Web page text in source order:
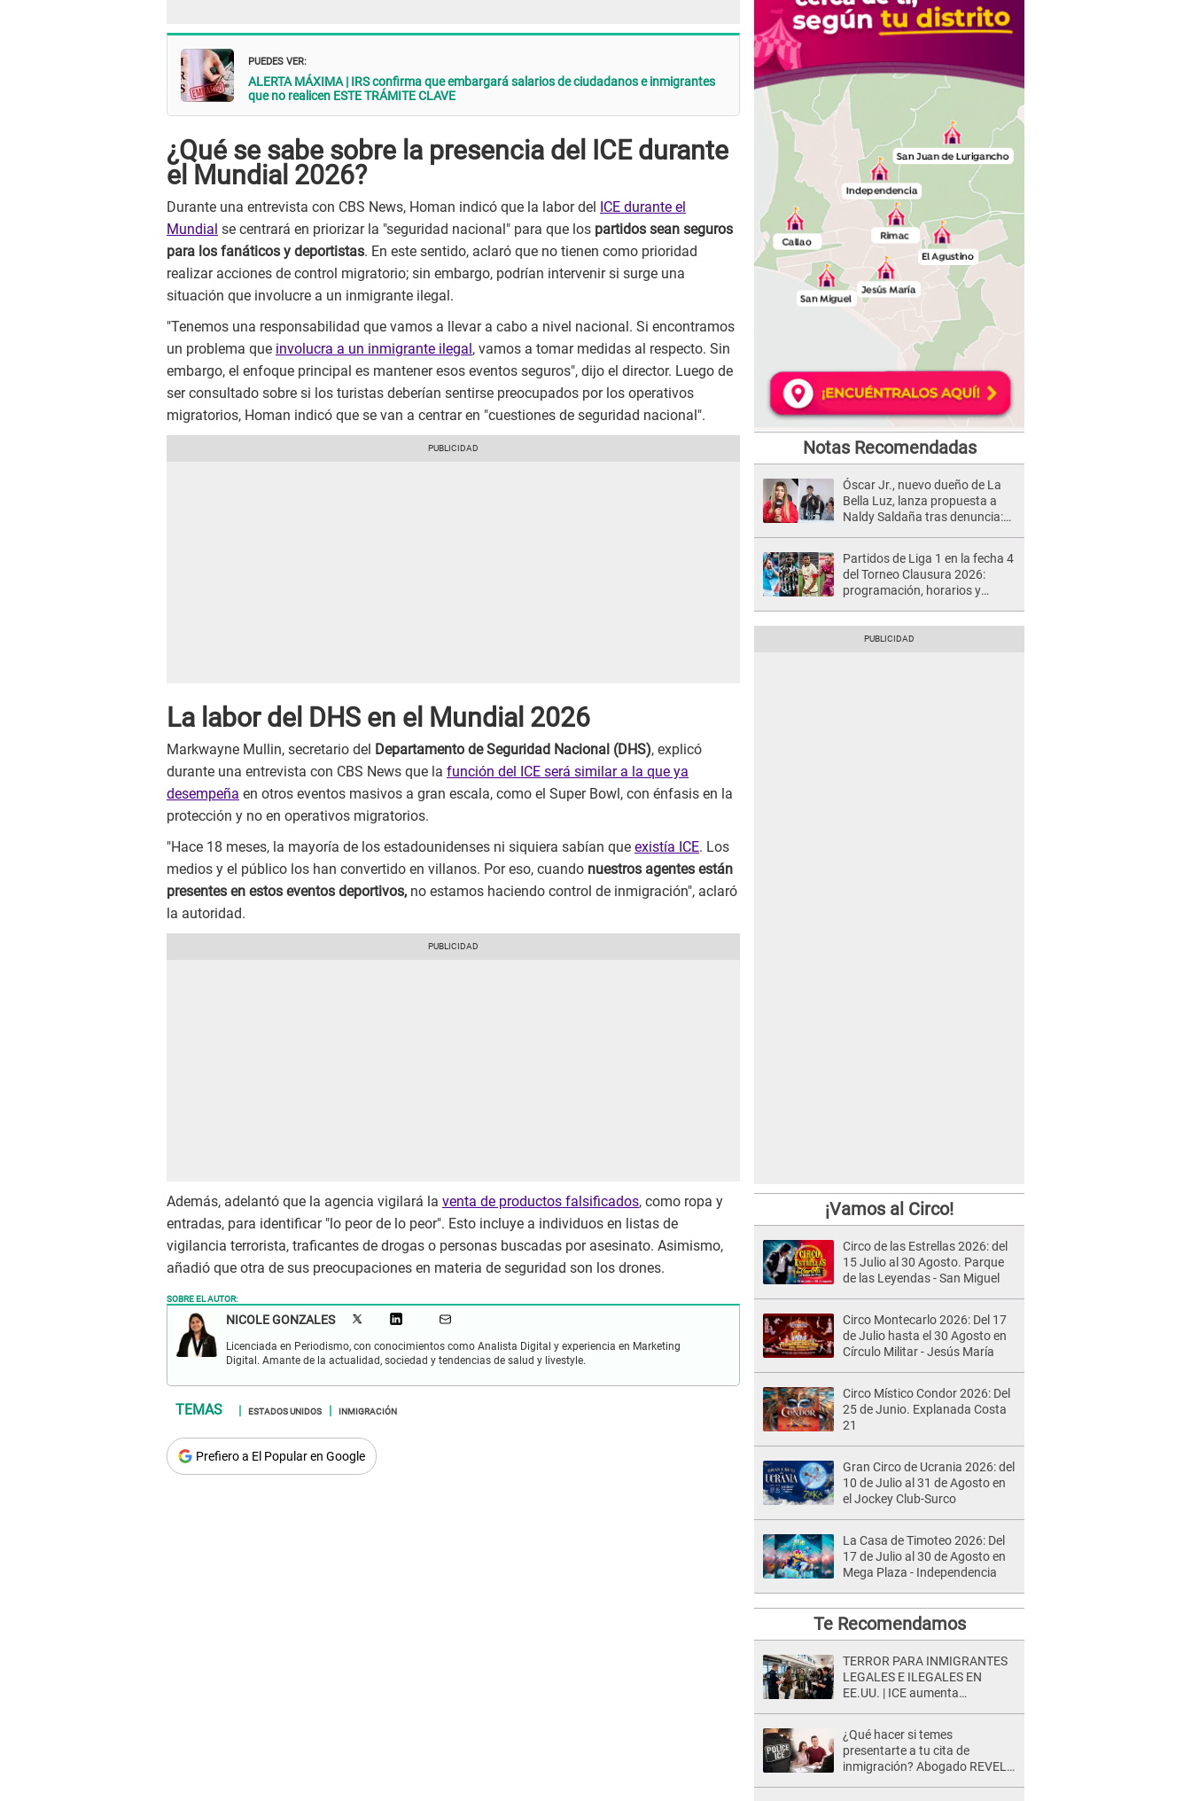
PUEDES VER:
ALERTA MÁXIMA | IRS confirma que embargará salarios de ciudadanos e inmigrantes
que no realicen ESTE TRÁMITE CLAVE
¿Qué se sabe sobre la presencia del ICE durante
el Mundial 2026?
Durante una entrevista con CBS News, Homan indicó que la labor del
ICE durante el
Mundial se centrará en priorizar la "seguridad nacional" para que los partidos sean seguros
para los fanáticos y deportistas. En este sentido, aclaró que no tienen como prioridad
realizar acciones de control migratorio; sin embargo, podrían intervenir si surge una
situación que involucre a un inmigrante ilegal.
"Tenemos una responsabilidad que vamos a llevar a cabo a nivel nacional. Si encontramos
un problema que involucra a un inmigrante ilegal , vamos a tomar medidas al respecto. Sin
embargo, el enfoque principal es mantener esos eventos seguros", dijo el director. Luego de
ser consultado sobre si los turistas deberían sentirse preocupados por los operativos
migratorios, Homan indicó que se van a centrar en "cuestiones de seguridad nacional".
La labor del DHS en el Mundial 2026
Markwayne Mullin, secretario del Departamento de Seguridad Nacional (DHS), explicó
durante una entrevista con CBS News que la función del ICE será similar a la que ya
desempeña en otros eventos masivos a gran escala, como el Super Bowl, con énfasis en la
protección y no en operativos migratorios.
"Hace 18 meses, la mayoría de los estadounidenses ni siquiera sabían que existía ICE. Los
medios y el público los han convertido en villanos. Por eso, cuando nuestros agentes están
presentes en estos eventos deportivos, no estamos haciendo control de inmigración", aclaró
la autoridad.
Además, adelantó que la agencia vigilará la venta de productos falsificados, como ropa y
entradas, para identificar "lo peor de lo peor". Esto incluye a individuos en listas de
vigilancia terrorista, traficantes de drogas o personas buscadas por asesinato. Asimismo,
añadió que otra de sus preocupaciones en materia de seguridad son los drones.
SOBRE EL AUTOR:
NICOLE GONZALES
Licenciada en Periodismo, con conocimientos como Analista Digital y experiencia en Marketing
Digital. Amante de la actualidad, sociedad y tendencias de salud y livestyle.
ESTADOS UNIDOS INMIGRACIÓN
Prefiero a El Popular en Google
Notas Recomendadas
Óscar Jr., nuevo dueño de La
Bella Luz, lanza propuesta a
Naldy Saldaña tras denuncia:
Partidos de Liga 1 en la fecha 4
del Torneo Clausura 2026:
programación, horarios y
¡Vamos al Circo!
Circo de las Estrellas 2026: del
15 Julio al 30 Agosto. Parque
de las Leyendas - San Miguel
Circo Montecarlo 2026: Del 17
de Julio hasta el 30 Agosto en
Círculo Militar - Jesús María
Circo Místico Condor 2026: Del
25 de Junio. Explanada Costa
21
Gran Circo de Ucrania 2026: del
10 de Julio al 31 de Agosto en
el Jockey Club-Surco
La Casa de Timoteo 2026: Del
17 de Julio al 30 de Agosto en
Mega Plaza - Independencia
Te Recomendamos
TERROR PARA INMIGRANTES
LEGALES E ILEGALES EN
EE.UU. | ICE aumenta
¿Qué hacer si temes
presentarte a tu cita de
inmigración? Abogado REVELA